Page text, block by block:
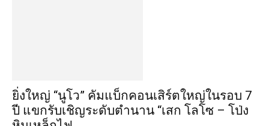
ยิ่งใหญ่ “นูโว” คัมแบ็กคอนเสิร์ตใหญ่ในรอบ 7
ปี แขกรับเชิญระดับตำนาน “เสก โลโซ – โป่ง